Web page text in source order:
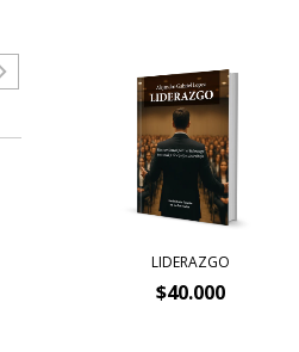
LIDERAZGO
$40.000